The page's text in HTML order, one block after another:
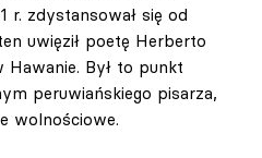
r. zdystansował się od
uwięził poetę Herberto
Hawanie. Był to punkt
peruwiańskiego pisarza,
wolnościowe.